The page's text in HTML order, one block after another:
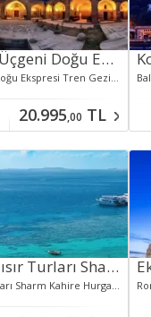
Uçaklı Kafkas Üçgeni Doğu Ekspresi Van Nahçıvan Kars Turu
Kars Erzurum Arası Doğu Ekspresi Tren Gezisi Dahil.Kafkas Gecesi, Aşık Atışması, Ani Harabeleri, Katerina Av KöşküVan Gölü, Akdamar Adası Turu, Van Kedi Evi,Muradiye Şelalesi, İshak Paşa Sarayı, Doğu Beyazıt Kaçakçılar Çarşısı,Nahçıvan Gezisi Transfer ve Konaklama Akşam Yemeği Dahildir.Kars Kalesi, Van Kalesi, Erzurum Kalesi, Erzurum Çifte Minareli Medrese
20.995,00 TL
Baştanbaşa Mısır Turları Sharm Kahire Hurgada Ajet ile
Baştanbaşa Mısır Turları Sharm Kahire Hurgada Ajet ile